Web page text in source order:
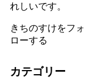
れしいです。
きちのすけをフォ
ローする
カテゴリー